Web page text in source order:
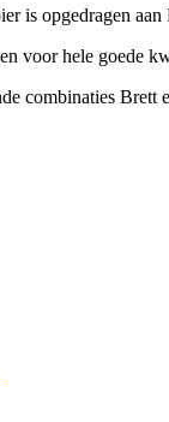
opgedragen
voor hele goede
combinaties